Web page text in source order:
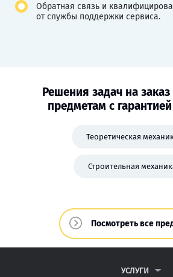
Обратная связь и
от службы поддержки сервиса.
Решения задач на
предметам с
Теоретическая
Строительная
Посмотреть все
УСЛУГИ